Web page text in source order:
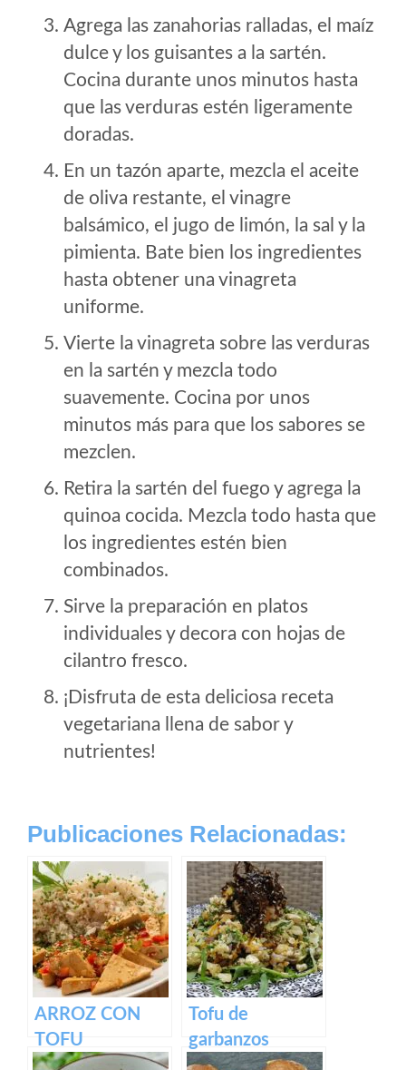
Agrega las zanahorias ralladas, el maíz
dulce y los guisantes a la sartén.
Cocina durante unos minutos hasta
que las verduras estén ligeramente
doradas.
En un tazón aparte, mezcla el aceite
de oliva restante, el vinagre
balsámico, el jugo de limón, la sal y la
pimienta. Bate bien los ingredientes
hasta obtener una vinagreta
uniforme.
Vierte la vinagreta sobre las verduras
en la sartén y mezcla todo
suavemente. Cocina por unos
minutos más para que los sabores se
mezclen.
Retira la sartén del fuego y agrega la
quinoa cocida. Mezcla todo hasta que
los ingredientes estén bien
combinados.
Sirve la preparación en platos
individuales y decora con hojas de
cilantro fresco.
¡Disfruta de esta deliciosa receta
vegetariana llena de sabor y
nutrientes!
Publicaciones Relacionadas:
ARROZ CON
TOFU
ENCEBOLLADO
Tofu de
garbanzos
Revuelto para el